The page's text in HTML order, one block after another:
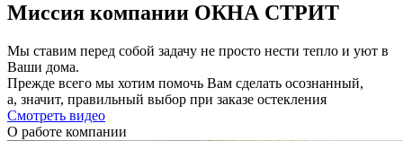
Миссия компании ОКНА СТРИТ
Мы ставим перед собой задачу не просто нести тепло и уют в
Ваши дома.
Прежде всего мы хотим помочь Вам сделать осознанный,
а, значит, правильный выбор при заказе остекления
Смотреть видео
О работе компании